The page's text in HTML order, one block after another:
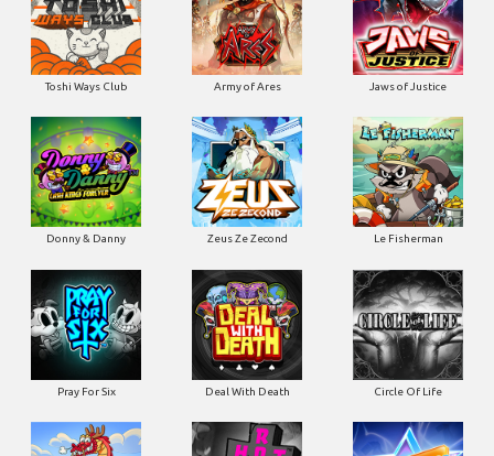
Toshi Ways Club Army of Ares Jaws of Justice
Donny & Danny Zeus Ze Zecond Le Fisherman
Pray For Six Deal With Death Circle Of Life